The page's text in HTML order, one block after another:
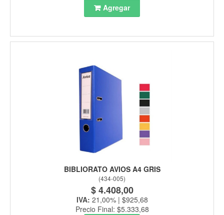
Agregar
BIBLIORATO AVIOS A4 GRIS
(434-005)
$ 4.408,00
IVA: 21,00% | $925,68
Precio Final: $5.333,68